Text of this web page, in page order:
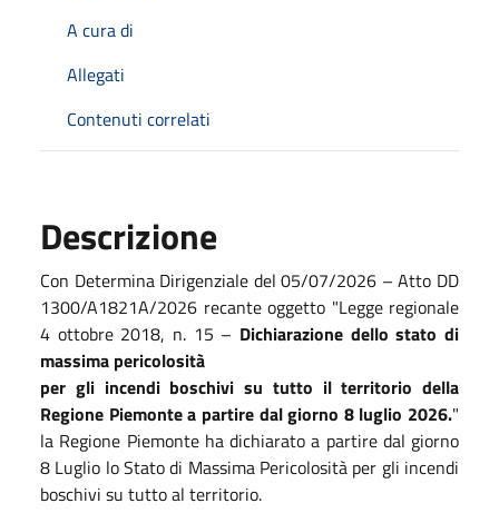
A cura di
Allegati
Contenuti correlati
Descrizione
Con Determina Dirigenziale del 05/07/2026 – Atto DD
1300/A1821A/2026 recante oggetto "Legge regionale
4 ottobre 2018, n. 15 – Dichiarazione dello stato di
massima pericolosità
per gli incendi boschivi su tutto il territorio della
Regione Piemonte a partire dal giorno 8 luglio 2026."
la Regione Piemonte ha dichiarato a partire dal giorno
8 Luglio lo Stato di Massima Pericolosità per gli incendi
boschivi su tutto al territorio.